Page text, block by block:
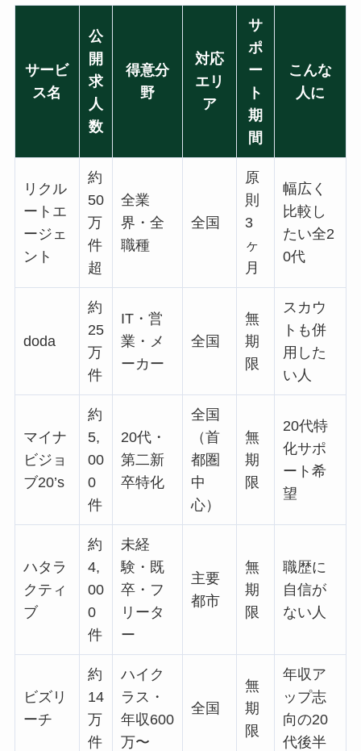
サービ
ス名
公
開
求
人
数
得意分
野
対応
エリ
ア
サ
ポ
ー
ト
期
間
こんな
人に
リクル
ートエ
ージェ
ント
約
50
万
件
超
全業
界・全
職種
全国
原
則
3
ヶ
月
幅広く
比較し
たい全2
0代
doda
約
25
万
件
IT・営
業・メ
ーカー
全国
無
期
限
スカウ
トも併
用した
い人
マイナ
ビジョ
ブ20’s
約
5,
00
0
件
20代・
第二新
卒特化
全国
（首
都圏
中
心）
無
期
限
20代特
化サポ
ート希
望
ハタラ
クティ
ブ
約
4,
00
0
件
未経
験・既
卒・フ
リータ
ー
主要
都市
無
期
限
職歴に
自信が
ない人
ビズリ
ーチ
約
14
万
件
ハイク
ラス・
年収600
万〜
全国
無
期
限
年収ア
ップ志
向の20
代後半